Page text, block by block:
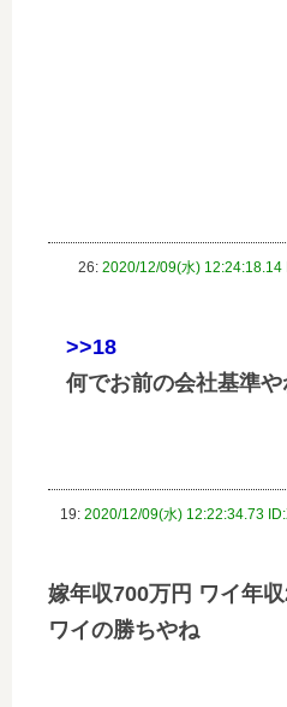
26: 2020/12/09(水) 12:24:18.14
>>18
何でお前の会社基準や
19: 2020/12/09(水) 12:22:34.73
嫁年収700万円 ワイ年
ワイの勝ちやね